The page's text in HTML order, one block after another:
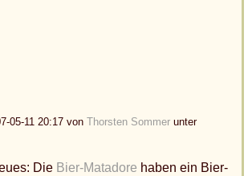
05-11 20:17 von Thorsten Sommer unter
Die Bier-Matadore haben ein Bier-